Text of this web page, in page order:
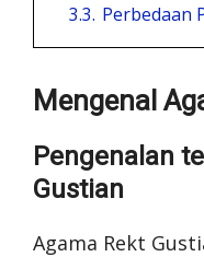
3.3. Perbedaan
Mengenal
Pengenalan
Gustian
Agama Rekt